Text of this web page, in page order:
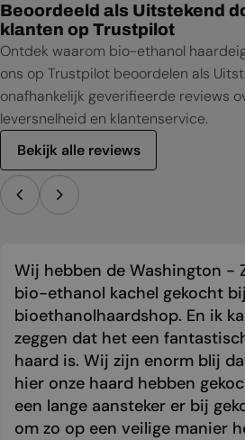
Beoordeeld als Uitstekend
klanten op Trustpilot
Ontdek waarom bio-ethanol
ons op Trustpilot beoordelen als
onafhankelijk geverifieerde reviews
leversnelheid en klantenservice.
Bekijk alle reviews
Wij hebben de Washington -
bio-ethanol kachel gekocht bij
bioethanolhaardshop. En ik
zeggen dat het een
haard is. Wij zijn enorm blij
hier onze haard hebben
een lange aansteker er bij
om zo op een veilige manier